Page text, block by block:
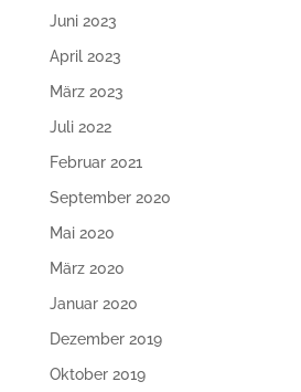
Juni 2023
April 2023
März 2023
Juli 2022
Februar 2021
September 2020
Mai 2020
März 2020
Januar 2020
Dezember 2019
Oktober 2019